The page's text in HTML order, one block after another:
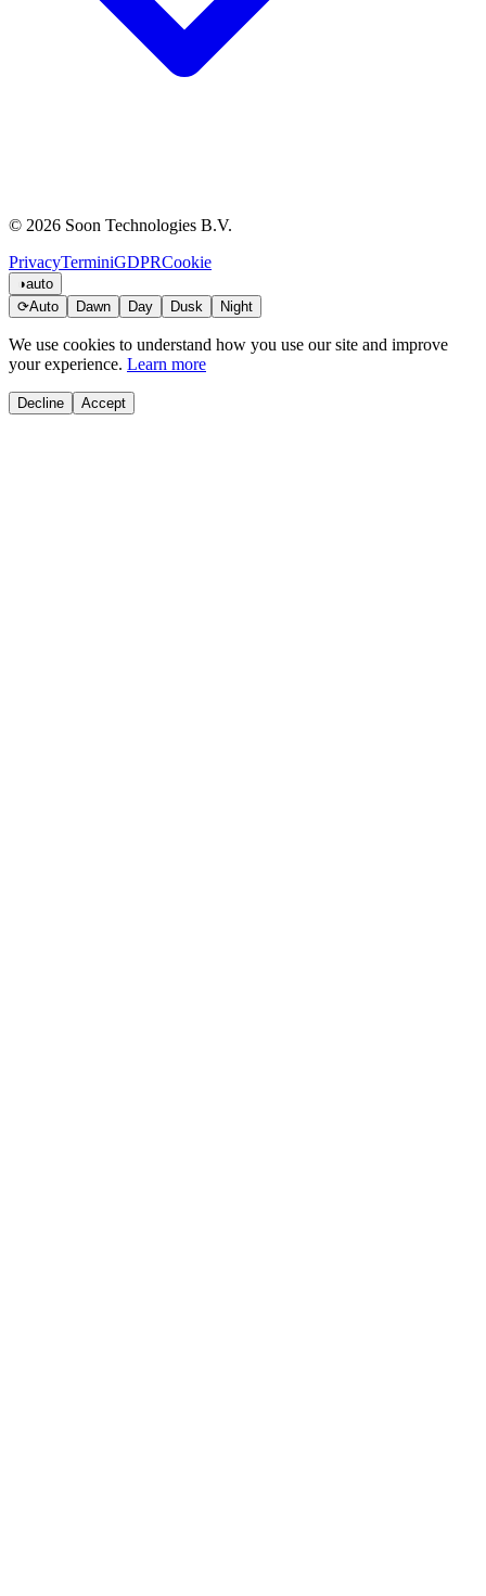
© 2026 Soon Technologies B.V.
PrivacyTerminiGDPRCookie
◑auto
⟳Auto Dawn Day Dusk Night
We use cookies to understand how you use our site and improve
your experience. Learn more
Decline Accept